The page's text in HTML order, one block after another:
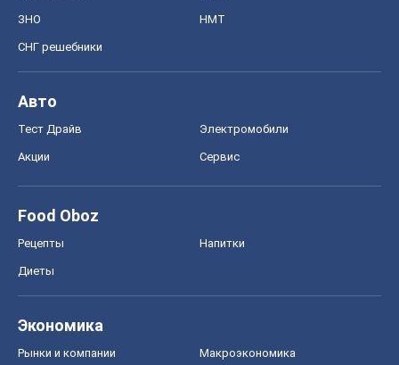
ЗНО НМТ
СНГ решебники
Авто
Тест Драйв Электромобили
Акции Сервис
Food Oboz
Рецепты Напитки
Диеты
Экономика
Рынки и компании Mакроэкономика